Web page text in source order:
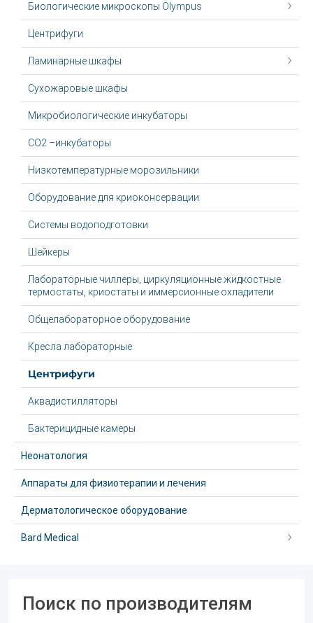
Биологические микроскопы Olympus
Центрифуги
Ламинарные шкафы
Сухожаровые шкафы
Микробиологические инкубаторы
CO2 –инкубаторы
Низкотемпературные морозильники
Оборудование для криоконсервации
Системы водоподготовки
Шейкеры
Лабораторные чиллеры, циркуляционные жидкостные
термостаты, криостаты и иммерсионные охладители
Общелабораторное оборудование
Кресла лабораторные
Центрифуги
Аквадистилляторы
Бактерицидные камеры
Неонатология
Аппараты для физиотерапии и лечения
Дерматологическое оборудование
Bard Medical
Поиск по производителям